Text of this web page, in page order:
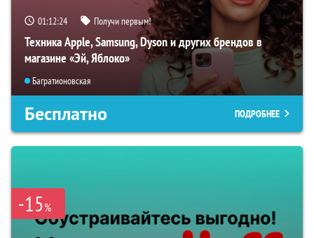
01:12:24 Получи первым!
Техника Apple, Samsung, Dyson и других брендов в
магазине «Эй, Яблоко»
Багратионовская
Бесплатно ПОДРОБНЕЕ
-15%